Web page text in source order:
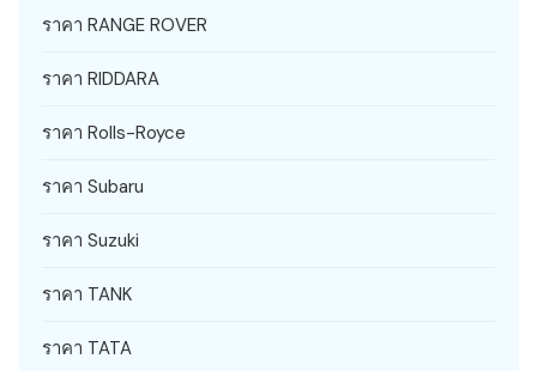
ราคา RANGE ROVER
ราคา RIDDARA
ราคา Rolls-Royce
ราคา Subaru
ราคา Suzuki
ราคา TANK
ราคา TATA